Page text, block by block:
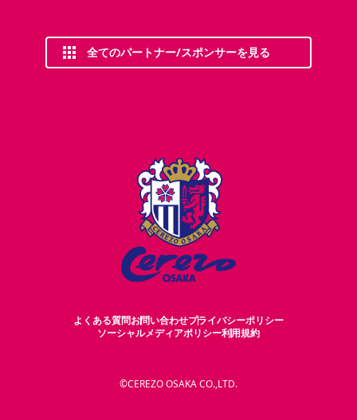
全てのパートナー/スポンサーを見る
よくある質問お問い合わせプライバシーポリシー
ソーシャルメディアポリシー利用規約
©CEREZO OSAKA CO.,LTD.